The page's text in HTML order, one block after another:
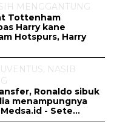
MENGGANTUNG
Tottenham
Harry kane
Hotspurs, Harry
NASIB
Ronaldo sibuk
menampungnya
- Sete...